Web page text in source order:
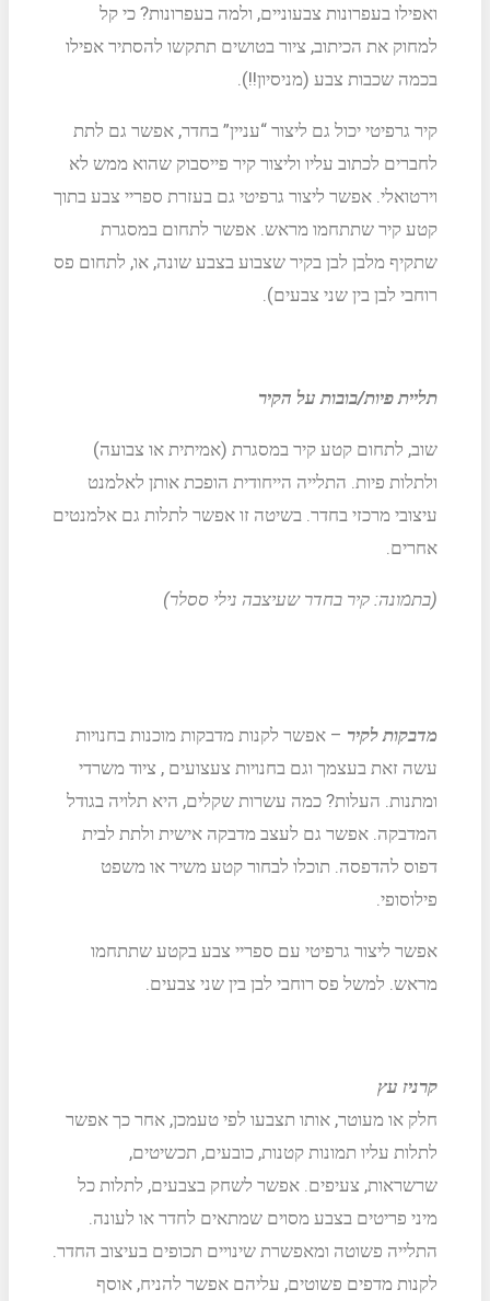
ואפילו בעפרונות צבעוניים, ולמה בעפרונות? כי קל
למחוק את הכיתוב, ציור בטושים תתקשו להסתיר אפילו
בכמה שכבות צבע (מניסיון!!).
קיר גרפיטי יכול גם ליצור “עניין” בחדר, אפשר גם לתת
לחברים לכתוב עליו וליצור קיר פייסבוק שהוא ממש לא
וירטואלי. אפשר ליצור גרפיטי גם בעזרת ספריי צבע בתוך
קטע קיר שתתחמו מראש. אפשר לתחום במסגרת
שתקיף מלבן לבן בקיר שצבוע בצבע שונה, או, לתחום פס
רוחבי לבן בין שני צבעים).
תליית פיות/בובות על הקיר
שוב, לתחום קטע קיר במסגרת (אמיתית או צבועה)
ולתלות פיות. התלייה הייחודית הופכת אותן לאלמנט
עיצובי מרכזי בחדר. בשיטה זו אפשר לתלות גם אלמנטים
אחרים.
(בתמונה: קיר בחדר שעיצבה נילי ססלר)
מדבקות לקיר – אפשר לקנות מדבקות מוכנות בחנויות
עשה זאת בעצמך וגם בחנויות צעצועים , ציוד משרדי
ומתנות. העלות? כמה עשרות שקלים, היא תלויה בגודל
המדבקה. אפשר גם לעצב מדבקה אישית ולתת לבית
דפוס להדפסה. תוכלו לבחור קטע משיר או משפט
פילוסופי.
אפשר ליצור גרפיטי עם ספריי צבע בקטע שתתחמו
מראש. למשל פס רוחבי לבן בין שני צבעים.
קרניז עץ
חלק או מעוטר, אותו תצבעו לפי טעמכן, אחר כך אפשר
לתלות עליו תמונות קטנות, כובעים, תכשיטים,
שרשראות, צעיפים. אפשר לשחק בצבעים, לתלות כל
מיני פריטים בצבע מסוים שמתאים לחדר או לעונה.
התלייה פשוטה ומאפשרת שינויים תכופים בעיצוב החדר.
לקנות מדפים פשוטים, עליהם אפשר להניח, אוסף